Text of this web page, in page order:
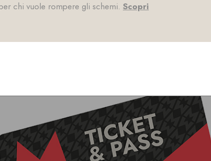
chi vuole rompere gli schemi. Scopri